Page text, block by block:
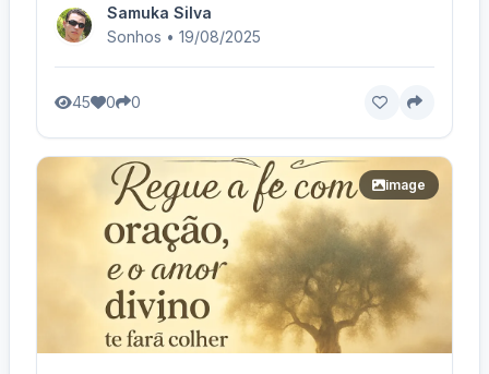
Samuka Silva
Sonhos • 19/08/2025
45 0 0
image